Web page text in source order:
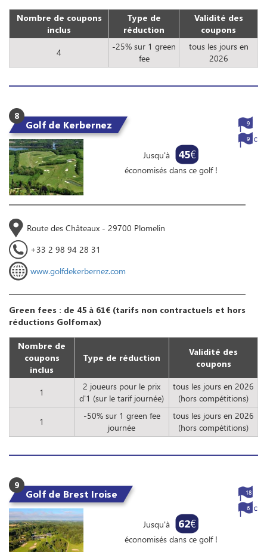
Nombre de coupons
inclus
Type de
réduction
Validité des
coupons
4
-25% sur 1 green
fee
tous les jours en
2026
8
Golf de Kerbernez
Jusqu'à 45€
économisés dans ce golf !
9
9
Route des Châteaux - 29700 Plomelin
+33 2 98 94 28 31
www.golfdekerbernez.com
Green fees : de 45 à 61€ (tarifs non contractuels et hors
réductions Golfomax)
Nombre de
coupons
inclus
Type de réduction
Validité des
coupons
1
2 joueurs pour le prix
d'1 (sur le tarif journée)
tous les jours en 2026
(hors compétitions)
1
-50% sur 1 green fee
journée
tous les jours en 2026
(hors compétitions)
9
Golf de Brest Iroise
Jusqu'à 62€
économisés dans ce golf !
18
6